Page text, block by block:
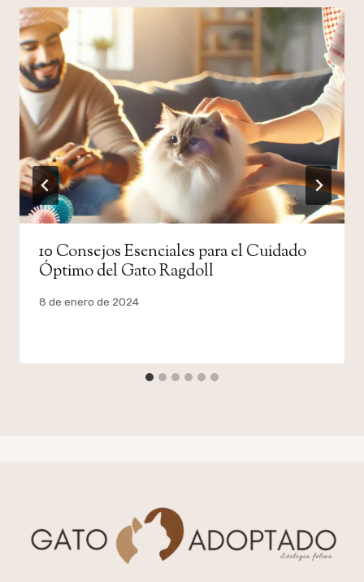
10 Consejos Esenciales para el Cuidado
Óptimo del Gato Ragdoll
Por
8 de enero de 2024